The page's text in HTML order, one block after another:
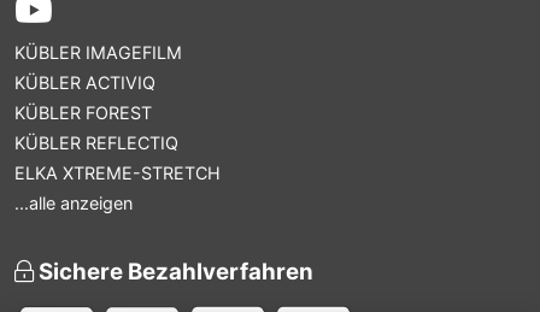
KÜBLER IMAGEFILM
KÜBLER ACTIVIQ
KÜBLER FOREST
KÜBLER REFLECTIQ
ELKA XTREME-STRETCH
...alle anzeigen
Sichere Bezahlverfahren